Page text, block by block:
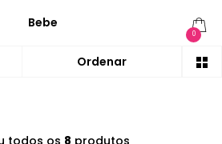
Bebe
0
todos os 8 produtos